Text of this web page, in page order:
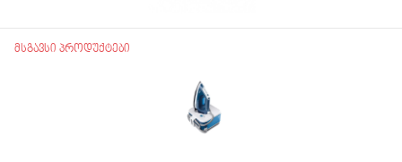
მსგავსი პროდუქტები